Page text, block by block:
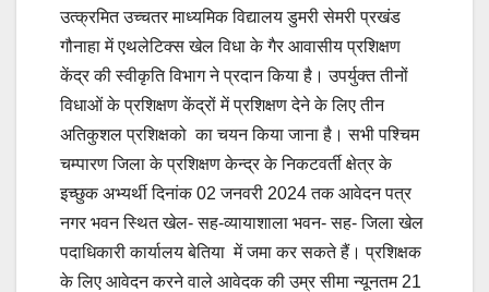
उत्क्रमित उच्चतर माध्यमिक विद्यालय डुमरी सेमरी प्रखंड
गौनाहा में एथलेटिक्स खेल विधा के गैर आवासीय प्रशिक्षण
केंद्र की स्वीकृति विभाग ने प्रदान किया है। उपर्युक्त तीनों
विधाओं के प्रशिक्षण केंद्रों में प्रशिक्षण देने के लिए तीन
अतिकुशल प्रशिक्षको का चयन किया जाना है। सभी पश्चिम
चम्पारण जिला के प्रशिक्षण केन्द्र के निकटवर्ती क्षेत्र के
इच्छुक अभ्यर्थी दिनांक 02 जनवरी 2024 तक आवेदन पत्र
नगर भवन स्थित खेल- सह-व्यायाशाला भवन- सह- जिला खेल
पदाधिकारी कार्यालय बेतिया में जमा कर सकते हैं। प्रशिक्षक
के लिए आवेदन करने वाले आवेदक की उम्र सीमा न्यूनतम 21